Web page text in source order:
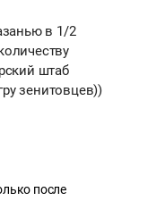
в 1/2
штаб
зенитовцев))
после